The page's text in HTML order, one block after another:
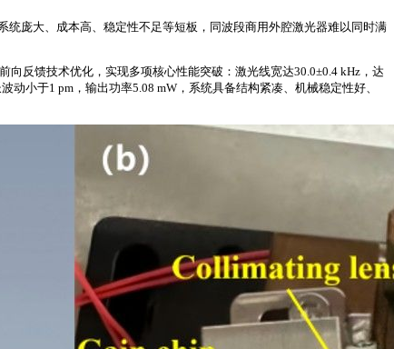
庞大、成本高、稳定性不足等短板，同波段商用外腔激光器难以同时满
反馈技术优化，实现多项核心性能突破：激光线宽达30.0±0.4 kHz，达
小于1 pm，输出功率5.08 mW，系统具备结构紧凑、机械稳定性好、